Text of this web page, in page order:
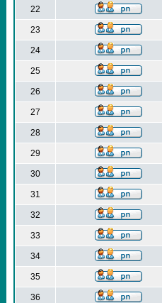
22
23
24
25
26
27
28
29
30
31
32
33
34
35
36